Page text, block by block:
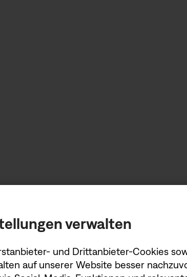
verwalten
und Drittanbieter-Cookies
auf unserer Website besser